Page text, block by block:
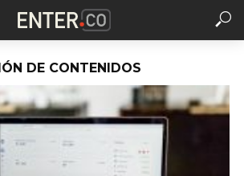
DE CONTENIDOS